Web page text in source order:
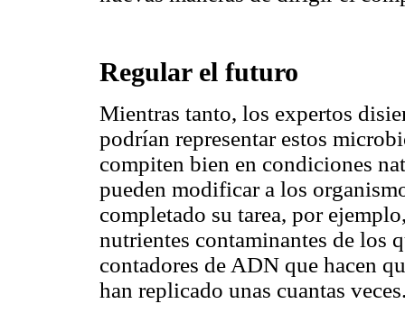
Regular el futuro
Mientras tanto, los expertos
podrían representar estos
compiten bien en condiciones
pueden modificar a los
completado su tarea, por
nutrientes contaminantes de los
contadores de ADN que hacen
han replicado unas cuantas